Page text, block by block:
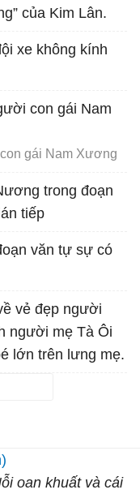
của Kim Lân.
xe không kính
con gái Nam
gái Nam Xương
trong đoạn
tiếp
văn tự sự có
vẻ đẹp người
người mẹ Tà Ôi
lớn trên lưng mẹ.
oan khuất và cái